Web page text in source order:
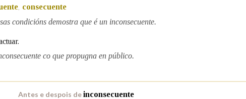
, consecuente
condicións demostra que é un inconsecuente.
co que propugna en público.
Antes e despois deinconsecuente